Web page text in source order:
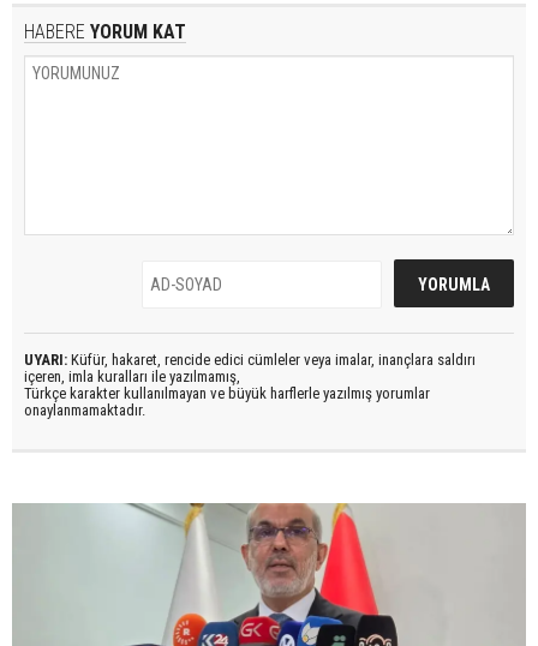
HABERE YORUM KAT
UYARI: Küfür, hakaret, rencide edici cümleler veya imalar, inançlara saldırı
içeren, imla kuralları ile yazılmamış,
Türkçe karakter kullanılmayan ve büyük harflerle yazılmış yorumlar
onaylanmamaktadır.